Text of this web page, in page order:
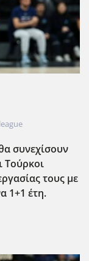
συνεχίσουν
Τούρκοι
τους με
1+1 έτη.